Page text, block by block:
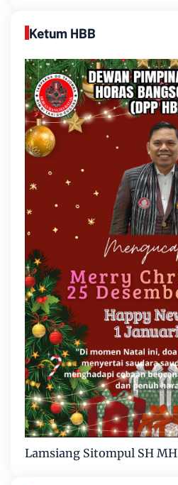
Ketum HBB
Lamsiang Sitompul SH MH